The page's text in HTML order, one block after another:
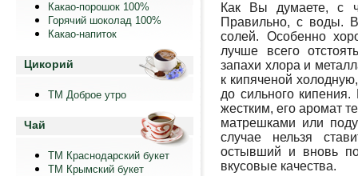
Какао-порошок 100%
Горячий шоколад 100%
Какао-напиток
Цикорий
ТМ Доброе утро
Чай
ТМ Краснодарский букет
ТМ Крымский букет
Как Вы думаете, с
Правильно, с воды.
солей. Особенно
лучше всего
запахи хлора и
к кипяченой
до сильного кипения.
жестким, его аромат
матрешками или
случае нельзя
остывший и вновь
вкусовые качества.